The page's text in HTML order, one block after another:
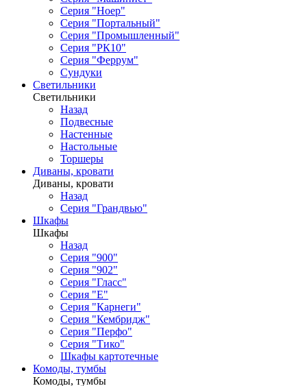
Серия "Ноер"
Серия "Портальный"
Серия "Промышленный"
Серия "РК10"
Серия "Феррум"
Сундуки
Светильники
Светильники
Назад
Подвесные
Настенные
Настольные
Торшеры
Диваны, кровати
Диваны, кровати
Назад
Серия "Грандвью"
Шкафы
Шкафы
Назад
Серия "900"
Серия "902"
Серия "Гласс"
Серия "Е"
Серия "Карнеги"
Серия "Кембридж"
Серия "Перфо"
Серия "Тико"
Шкафы картотечные
Комоды, тумбы
Комоды, тумбы